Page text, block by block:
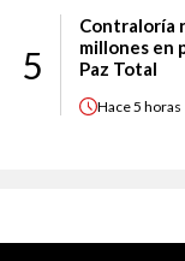
5
Contraloría
millones en
Paz Total
Hace5 horas